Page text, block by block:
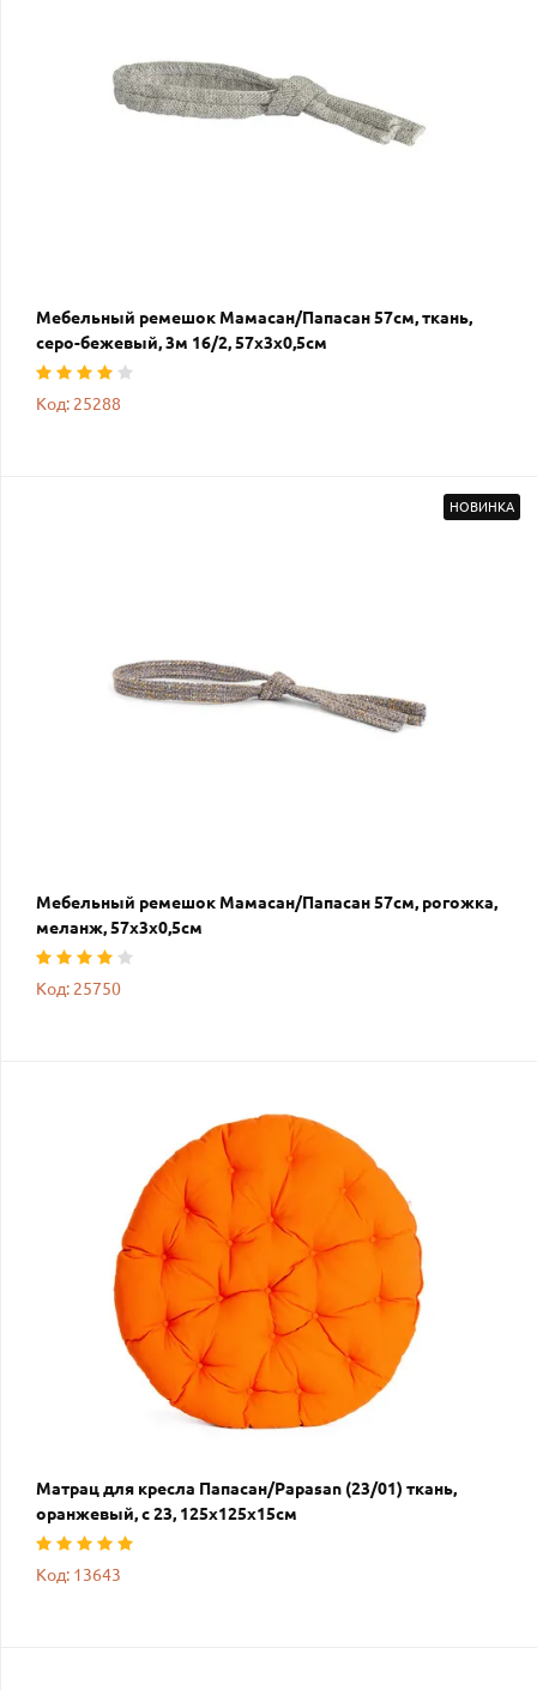
Мебельный ремешок Мамасан/Папасан 57см, ткань,
серо-бежевый, 3м 16/2, 57х3х0,5см
Код: 25288
НОВИНКА
Мебельный ремешок Мамасан/Папасан 57см, рогожка,
меланж, 57х3х0,5см
Код: 25750
Матрац для кресла Папасан/Papasan (23/01) ткань,
оранжевый, с 23, 125х125х15см
Код: 13643